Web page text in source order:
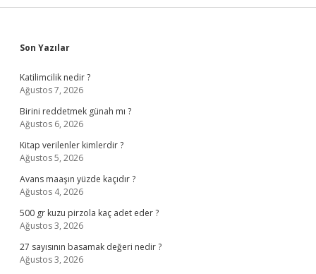
Sidebar
Son Yazılar
Katilimcilik nedir ?
Ağustos 7, 2026
Birini reddetmek günah mı ?
Ağustos 6, 2026
Kitap verilenler kimlerdir ?
Ağustos 5, 2026
Avans maaşın yüzde kaçıdır ?
Ağustos 4, 2026
500 gr kuzu pirzola kaç adet eder ?
Ağustos 3, 2026
27 sayısının basamak değeri nedir ?
Ağustos 3, 2026